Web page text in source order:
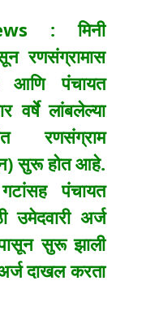
: मिनी
रणसंग्रामास
आणि पंचायत
वर्षे लांबलेल्या
रणसंग्राम
सुरू होत आहे.
पंचायत
उमेदवारी अर्ज
सुरू झाली
दाखल करता